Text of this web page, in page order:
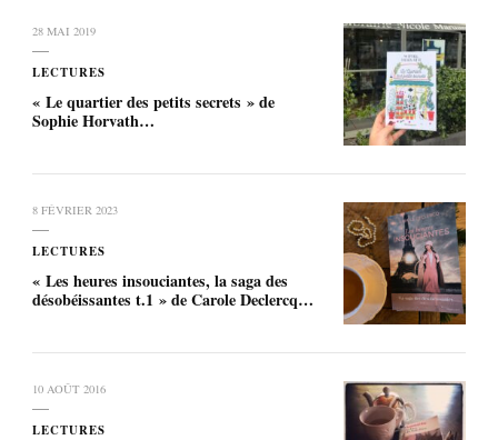
28 MAI 2019
LECTURES
« Le quartier des petits secrets » de
Sophie Horvath…
8 FÉVRIER 2023
LECTURES
« Les heures insouciantes, la saga des
désobéissantes t.1 » de Carole Declercq…
10 AOÛT 2016
LECTURES